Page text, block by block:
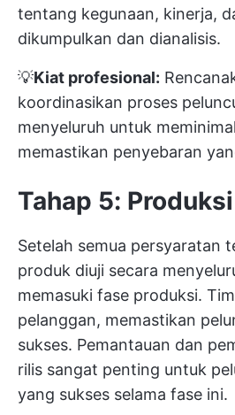
tentang kegunaan, kinerja,
dikumpulkan dan dianalisis.
💡Kiat profesional:
koordinasikan proses
menyeluruh untuk
memastikan penyebaran
Tahap 5: Produksi
Setelah semua persyaratan
produk diuji secara
memasuki fase produksi.
pelanggan, memastikan
sukses. Pemantauan dan
rilis sangat penting untuk
yang sukses selama fase ini.